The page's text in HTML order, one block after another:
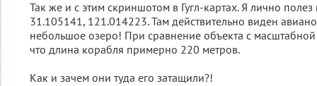
Так же и с этим скриншотом в Гугл-картах. Я лично
31.105141, 121.014223. Там действительно виден
небольшое озеро! При сравнение объекта с
что длина корабля примерно 220 метров.
Как и зачем они туда его затащили?!